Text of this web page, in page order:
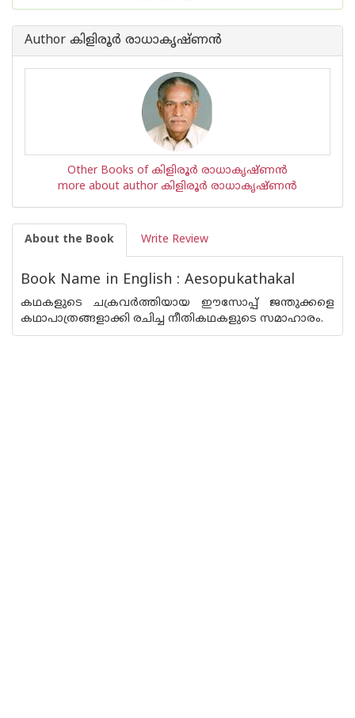
Author കിളിരൂര്‍ രാധാകൃഷ്ണന്‍
Other Books of കിളിരൂര്‍ രാധാകൃഷ്ണന്‍
more about author കിളിരൂര്‍ രാധാകൃഷ്ണന്‍
About the Book Write Review
Book Name in English : Aesopukathakal
കഥകളുടെ ചക്രവര്‍ത്തിയായ ഈസോപ്പ് ജന്തുക്കളെ
കഥാപാത്രങ്ങളാക്കി രചിച്ച നീതികഥകളുടെ സമാഹാരം.